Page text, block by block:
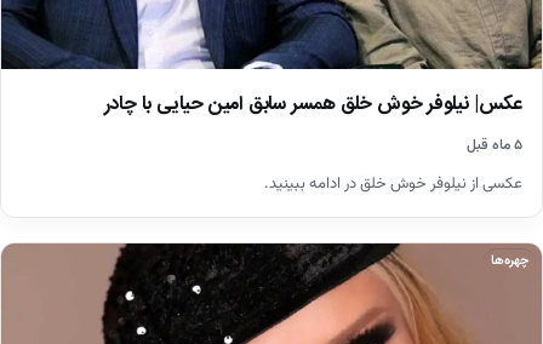
عکس| نیلوفر خوش خلق همسر سابق امین حیایی با چادر
۵ ماه قبل
عکسی از نیلوفر خوش خلق در ادامه ببینید.
چهره‌ها